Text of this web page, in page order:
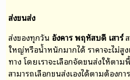
ส่งขนส่ง
ส่งของทุกวัน อังคาร พฤหัสบดี เสาร์
ใหญ่หรือน้ำหนักมากได้ ราคาจะไม่สู
ทางโดยเราจะเลือกจัดขนส่งให้ตา
สามารถเลือกขนส่งเองได้ตามต้องการ